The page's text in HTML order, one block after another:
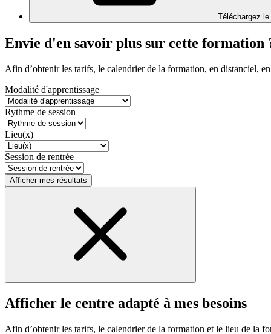
Téléchargez le
Envie d'en savoir plus sur cette formation
Afin d’obtenir les tarifs, le calendrier de la formation, en distanciel,
Modalité d'apprentissage
Rythme de session
Lieu(x)
Session de rentrée
Afficher mes résultats
Afficher le centre adapté à mes besoins
Afin d’obtenir les tarifs, le calendrier de la formation et le lieu de la